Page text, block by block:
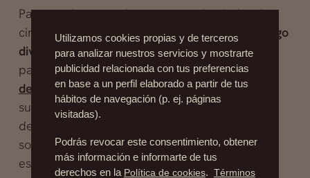
Para muchos usuarios esta app simulador de
cirugía plástica puede ser simplemente un
juego
divertido, pero para muchos otros ver en la
pantalla de su móvilcómo quedaría su rostro
después de hacerse una rinoplastiapuede
suponer el empujón que necesitaban para
decidirse por fin a acudir a una clínica y
someterse a dicha intervención de cirugía
estética.
Utilizamos cookies propias y de terceros
para analizar nuestros servicios y mostrarte
publicidad relacionada con tus preferencias
en base a un perfil elaborado a partir de tus
hábitos de navegación (p. ej. páginas
visitadas).
Podrás revocar este consentimiento, obtener
más información e informarte de tus
derechos en la Política de cookies. Términos